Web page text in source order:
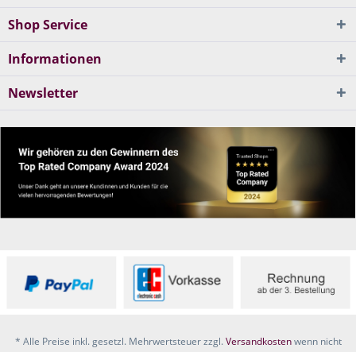
Shop Service
Informationen
Newsletter
* Alle Preise inkl. gesetzl. Mehrwertsteuer zzgl.Versandkostenwenn nicht